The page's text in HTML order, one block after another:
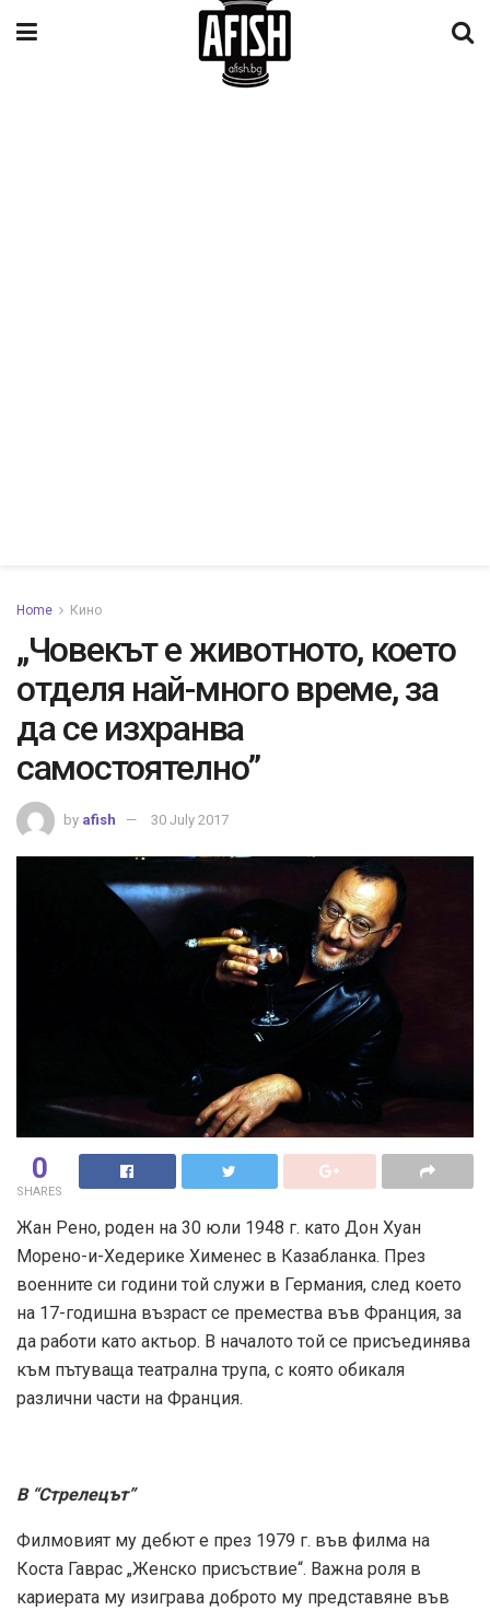
Home Кино
„Човекът е животното, което
отделя най-много време, за
да се изхранва
самостоятелно”
by afish 30 July 2017
0
SHARES
Жан Рено, роден на 30 юли 1948 г. като Дон Хуан
Морено-и-Хедерике Хименес в Казабланка. През
военните си години той служи в Германия, след което
на 17-годишна възраст се премества във Франция, за
да работи като актьор. В началото той се присъединява
към пътуваща театрална трупа, с която обикаля
различни части на Франция.
В “Стрелецът”
Филмовият му дебют е през 1979 г. във филма на
Коста Гаврас „Женско присъствие“. Важна роля в
кариерата му изиграва доброто му представяне във